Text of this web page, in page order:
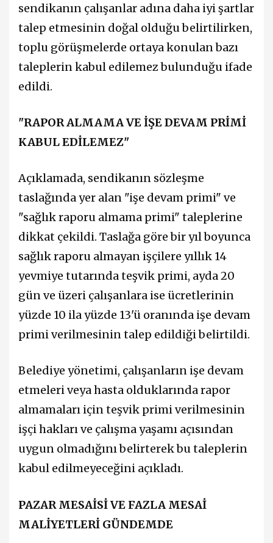
sendikanın çalışanlar adına daha iyi şartlar
talep etmesinin doğal olduğu belirtilirken,
toplu görüşmelerde ortaya konulan bazı
taleplerin kabul edilemez bulunduğu ifade
edildi.
"RAPOR ALMAMA VE İŞE DEVAM PRİMİ
KABUL EDİLEMEZ"
Açıklamada, sendikanın sözleşme
taslağında yer alan "işe devam primi" ve
"sağlık raporu almama primi" taleplerine
dikkat çekildi. Taslağa göre bir yıl boyunca
sağlık raporu almayan işçilere yıllık 14
yevmiye tutarında teşvik primi, ayda 20
gün ve üzeri çalışanlara ise ücretlerinin
yüzde 10 ila yüzde 13'ü oranında işe devam
primi verilmesinin talep edildiği belirtildi.
Belediye yönetimi, çalışanların işe devam
etmeleri veya hasta olduklarında rapor
almamaları için teşvik primi verilmesinin
işçi hakları ve çalışma yaşamı açısından
uygun olmadığını belirterek bu taleplerin
kabul edilmeyeceğini açıkladı.
PAZAR MESAİSİ VE FAZLA MESAİ
MALİYETLERİ GÜNDEMDE